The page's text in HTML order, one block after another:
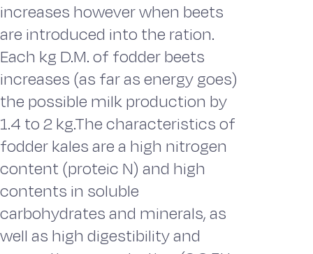
increases however when beets
are introduced into the ration.
Each kg D.M. of fodder beets
increases (as far as energy goes)
the possible milk production by
1.4 to 2 kg.The characteristics of
fodder kales are a high nitrogen
content (proteic N) and high
contents in soluble
carbohydrates and minerals, as
well as high digestibility and